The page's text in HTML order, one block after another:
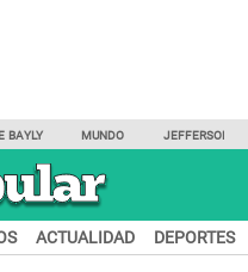
BAYLY MUNDO JEFFERSON
ACTUALIDAD DEPORTES